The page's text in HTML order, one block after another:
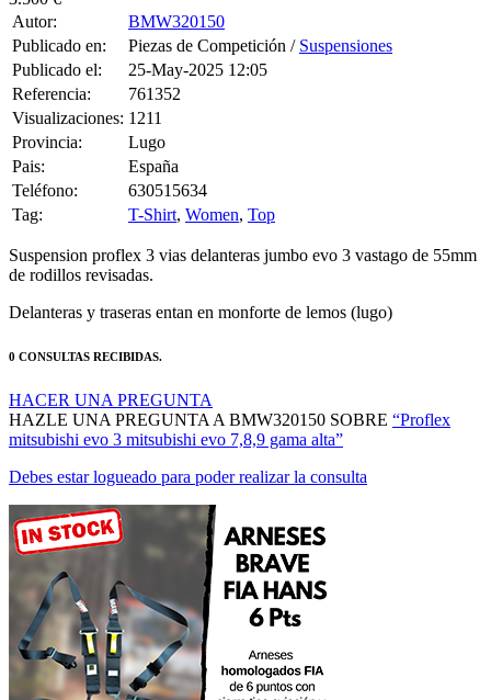
Publicado en:
Piezas de Competición /
Publicado el:
25-May-2025 12:05
Referencia:
761352
Visualizaciones:
1211
Provincia:
Lugo
Pais:
España
Teléfono:
630515634
Tag:
T-Shirt,Women
Suspension proflex 3 vias delanteras jumbo evo 3 vastago de 55mm
de rodillos revisadas.
Delanteras y traseras entan en monforte de lemos (lugo)
HAZLE UNA PREGUNTA A BMW320150 SOBRE
mitsubishi evo 3 mitsubishi evo 7,8,9 gama alta”
Debes estar logueado para poder realizar la consulta